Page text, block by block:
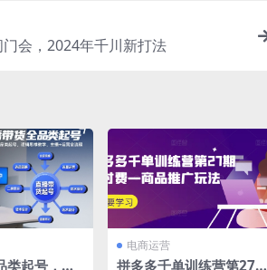
会，2024年千川新打法
类起号，逻
电商运营
拼多多千单训练营第27期